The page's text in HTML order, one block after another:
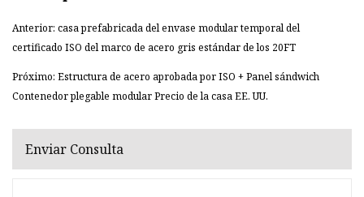
Anterior: casa prefabricada del envase modular temporal del
certificado ISO del marco de acero gris estándar de los 20FT
Próximo: Estructura de acero aprobada por ISO + Panel sándwich
Contenedor plegable modular Precio de la casa EE. UU.
Enviar Consulta